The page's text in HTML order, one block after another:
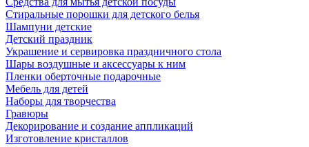
Стиральные порошки для детского белья
Шампуни детские
Детский праздник
Украшение и сервировка праздничного стола
Шары воздушные и аксессуары к ним
Пленки оберточные подарочные
Мебель для детей
Наборы для творчества
Гравюры
Декорирование и создание аппликаций
Изготовление кристаллов